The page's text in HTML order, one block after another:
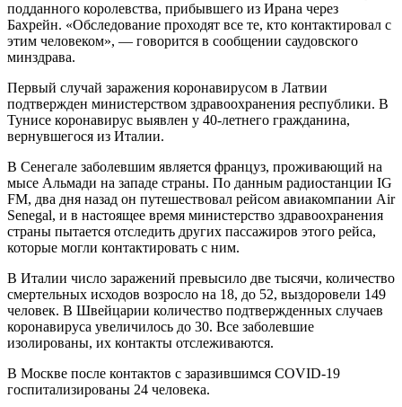
подданного королевства, прибывшего из Ирана через
Бахрейн. «Обследование проходят все те, кто контактировал с
этим человеком», — говорится в сообщении саудовского
минздрава.
Первый случай заражения коронавирусом в Латвии
подтвержден министерством здравоохранения республики. В
Тунисе коронавирус выявлен у 40-летнего гражданина,
вернувшегося из Италии.
В Сенегале заболевшим является француз, проживающий на
мысе Альмади на западе страны. По данным радиостанции IG
FM, два дня назад он путешествовал рейсом авиакомпании Air
Senegal, и в настоящее время министерство здравоохранения
страны пытается отследить других пассажиров этого рейса,
которые могли контактировать с ним.
В Италии число заражений превысило две тысячи, количество
смертельных исходов возросло на 18, до 52, выздоровели 149
человек. В Швейцарии количество подтвержденных случаев
коронавируса увеличилось до 30. Все заболевшие
изолированы, их контакты отслеживаются.
В Москве после контактов с заразившимся COVID-19
госпитализированы 24 человека.